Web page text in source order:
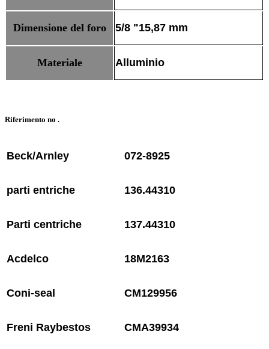
Dimensione del foro 5/8 "15,87 mm
Materiale Alluminio
Riferimento no .
Beck/Arnley 072-8925
parti entriche 136.44310
Parti centriche 137.44310
Acdelco 18M2163
Coni-seal CM129956
Freni Raybestos CMA39934